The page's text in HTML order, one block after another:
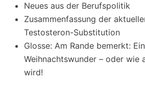
Neues aus der Berufspolitik
Zusammenfassung der
Testosteron-Substitution
Glosse: Am Rande bemerkt:
Weihnachtswunder – oder wie
wird!